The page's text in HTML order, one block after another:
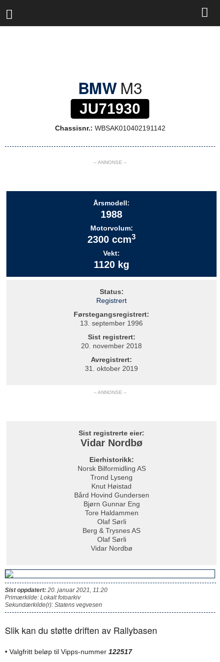
l
BMW M3
JU71930
Chassisnr.: WBSAK010402191142
– ANNONSE –
Årsmodell:
1988
Motorvolum:
2300 ccm3
Vekt:
1120 kg
Status:
Registrert
Førstegangsregistrert:
13. september 1996
Sist registrert:
20. november 2018
Avregistrert:
31. oktober 2019
– ANNONSE –
Sist registrerte eier:
Vidar Nordbø
Eierhistorikk:
Norsk Bilformidling AS
Trond Lyseng
Knut Høistad
Bård Hovind Gundersen
Bjørn Gunnar Eng
Tore Haldammen
Olaf Sørli
Berg & Trysnes AS
Olaf Sørli
Vidar Nordbø
Sist oppdatert: 20. januar 2021, 11:20
Primærkilde: Lokalt fotoarkiv
Sekundærkilde(r): Statens vegvesen
Slik kan du støtte driften av Rallybasen
• Valgfritt beløp til Vipps-nummer 122517